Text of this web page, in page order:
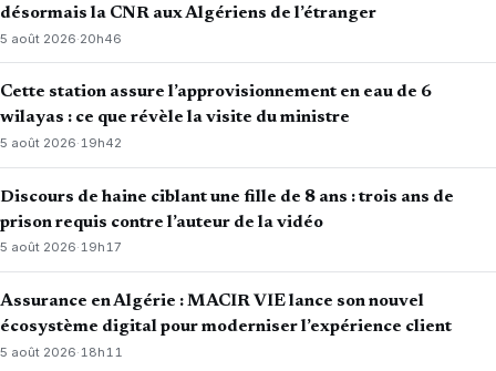
désormais la CNR aux Algériens de l’étranger
5 août 2026·20h46
Cette station assure l’approvisionnement en eau de 6
wilayas : ce que révèle la visite du ministre
5 août 2026·19h42
Discours de haine ciblant une fille de 8 ans : trois ans de
prison requis contre l’auteur de la vidéo
5 août 2026·19h17
Assurance en Algérie : MACIR VIE lance son nouvel
écosystème digital pour moderniser l’expérience client
5 août 2026·18h11